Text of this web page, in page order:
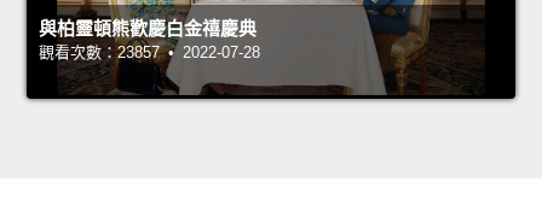
與柏靈頓熊歡慶白金禧慶典
觀看次數：23857 • 2022-07-28